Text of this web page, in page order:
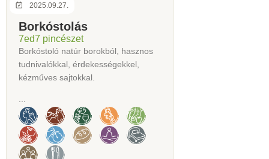
2025.09.27.
Borkóstolás
7ed7 pincészet
Borkóstoló natúr borokból, hasznos
tudnivalókkal, érdekességekkel,
kézműves sajtokkal.